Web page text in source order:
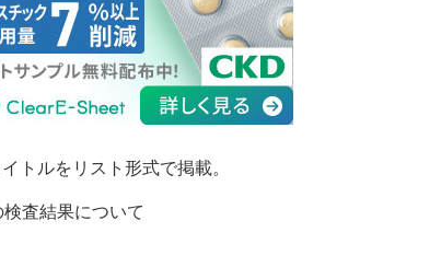
トルをリスト形式で掲載。
査結果について